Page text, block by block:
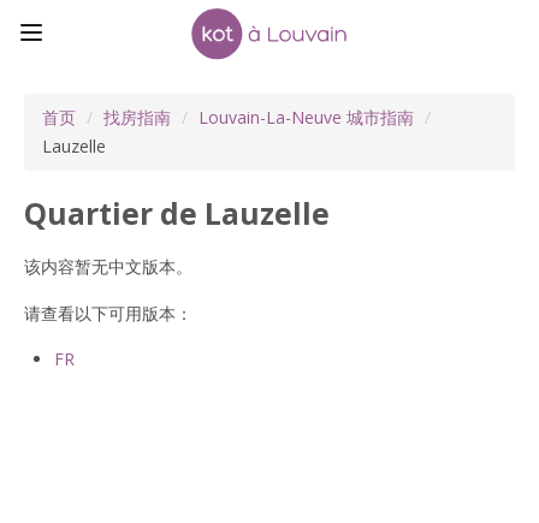
首页 / 找房指南 / Louvain-La-Neuve 城市指南 /
Lauzelle
Quartier de Lauzelle
该内容暂无中文版本。
请查看以下可用版本：
FR